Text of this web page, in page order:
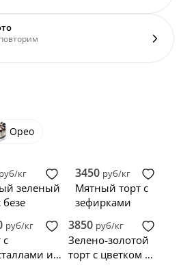
Орео
руб/кг
зеленый
безе
3450 руб/кг
Мятный торт с
зефирками
руб/кг
с
и
3850 руб/кг
Зелено-золотой
торт с цветком из